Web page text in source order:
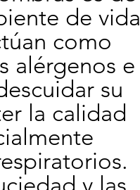
de vida
como
alérgenos e
su
la calidad